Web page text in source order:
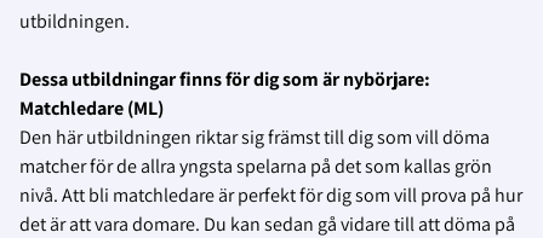
utbildningen.
Dessa utbildningar finns för dig som är nybörjare:
Matchledare (ML)
Den här utbildningen riktar sig främst till dig som vill döma
matcher för de allra yngsta spelarna på det som kallas grön
nivå. Att bli matchledare är perfekt för dig som vill prova på hur
det är att vara domare. Du kan sedan gå vidare till att döma på